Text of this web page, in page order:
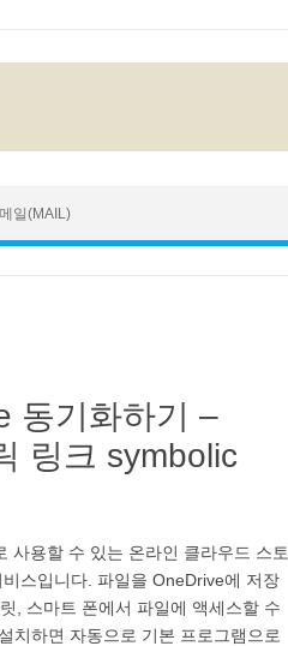
메일(MAIL)
동기화하기 –
링크 symbolic
사용할 수 있는 온라인 클라우드 스토
스입니다. 파일을 OneDrive에 저장
, 스마트 폰에서 파일에 액세스할 수
하면 자동으로 기본 프로그램으로